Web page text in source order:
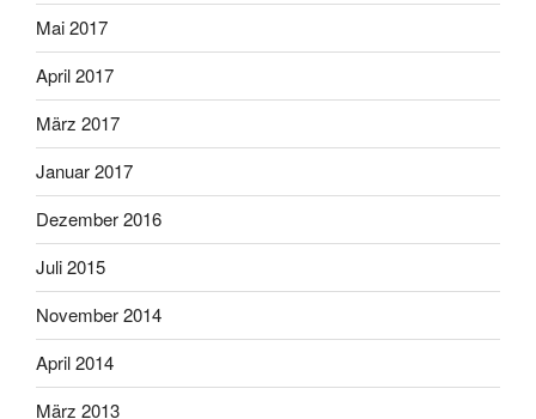
Mai 2017
April 2017
März 2017
Januar 2017
Dezember 2016
Juli 2015
November 2014
April 2014
März 2013